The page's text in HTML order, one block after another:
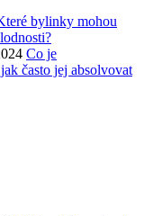
bylinky mohou
Co je
často jej absolvovat